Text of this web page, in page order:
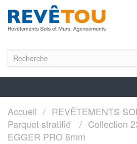
Accueil
REVÊTEMENTS
Parquet stratifié
Collection
EGGER PRO 8mm